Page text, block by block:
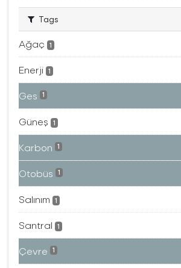
Tags
Ağaç 1
Enerji 1
Ges 1
Güneş 1
Karbon 1
Otobüs 1
Salınım 1
Santral 1
Çevre 1